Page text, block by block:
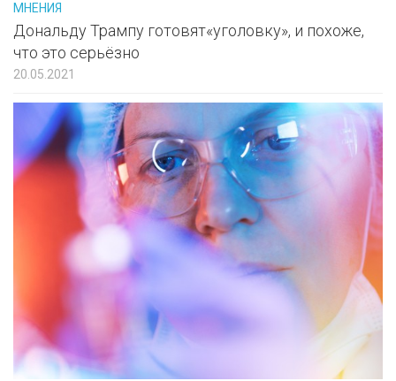
МНЕНИЯ
Дональду Трампу готовят«уголовку», и похоже,
что это серьёзно
20.05.2021